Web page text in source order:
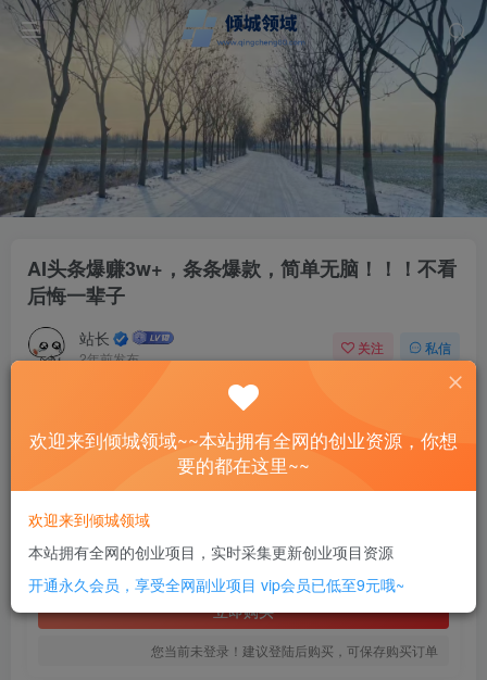
AI头条爆赚3w+，条条爆款，简单无脑！！！不看
后悔一辈子
站长
2年前发布
关注 私信
AI头条爆赚3w+，条条爆款，简单无脑！！！不看后悔一辈子
此内容为付费资源，请付费后查看
SVIP全站会员 免费
立即购买
您当前未登录！建议登陆后购买，可保存购买订单
欢迎来到倾城领域~~本站拥有全网的创业资源，你想
要的都在这里~~
欢迎来到倾城领域
本站拥有全网的创业项目，实时采集更新创业项目资源
开通永久会员，享受全网副业项目 vip会员已低至9元哦~